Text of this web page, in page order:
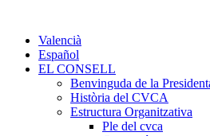
Valencià
Español
EL CONSELL
Benvinguda de la
Història del CVCA
Estructura Organitzativa
Ple del cvca